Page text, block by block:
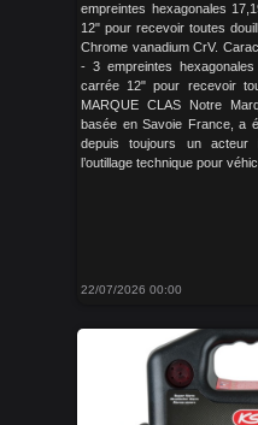
empreintes hexagonales
12" pour recevoir toutes
Chrome vanadium CrV.
- 3 empreintes
carrée 12" pour recevoir
MARQUE CLAS Notre
basée en Savoie France, a
depuis toujours un acteur
l’outillage technique pour
22/07/2026 00:00